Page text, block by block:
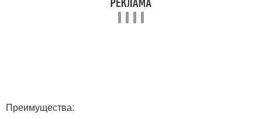
Преимущества: